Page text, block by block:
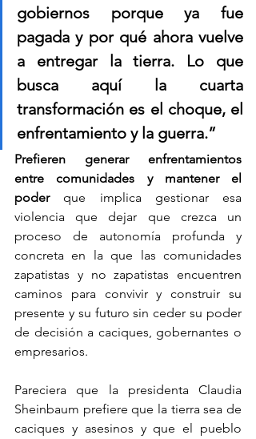
gobiernos porque ya fue
pagada y por qué ahora vuelve
a entregar la tierra. Lo que
busca aquí la cuarta
transformación es el choque, el
enfrentamiento y la guerra.”
Prefieren generar enfrentamientos
entre comunidades y mantener el
poder que implica gestionar esa
violencia que dejar que crezca un
proceso de autonomía profunda y
concreta en la que las comunidades
zapatistas y no zapatistas encuentren
caminos para convivir y construir su
presente y su futuro sin ceder su poder
de decisión a caciques, gobernantes o
empresarios.
Pareciera que la presidenta Claudia
Sheinbaum prefiere que la tierra sea de
caciques y asesinos y que el pueblo